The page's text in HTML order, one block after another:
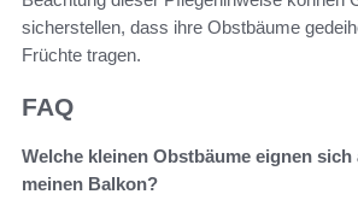
sicherstellen, dass ihre Obstbäume
Früchte tragen.
FAQ
Welche kleinen Obstbäume eignen
meinen Balkon?